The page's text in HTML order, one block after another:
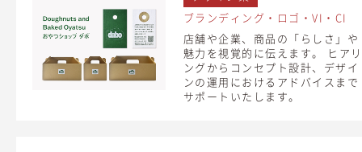
ブランディング・ロゴ・VI・CI
店舗や企業、商品の「らしさ」や
魅力を視覚的に伝えます。 ヒアリ
ングからコンセプト設計、デザイ
ンの運用におけるアドバイスまで
サポートいたします。